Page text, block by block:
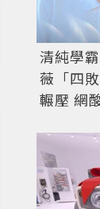
清純學
薇「四
輾壓 網